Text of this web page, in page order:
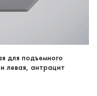
для подъемного
левая, антрацит